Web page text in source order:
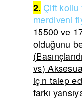
2. Çift kollu
merdiveni
15500 ve
olduğunu
vs)
için talep
farkı